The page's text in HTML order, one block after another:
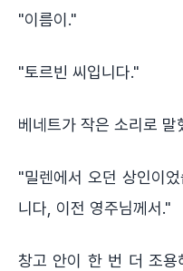
"이름이."
"토르빈 씨입니다."
베네트가 작은 소리로 말
"밀렌에서 오던 상인이
니다, 이전 영주님께서."
창고 안이 한 번 더 조용